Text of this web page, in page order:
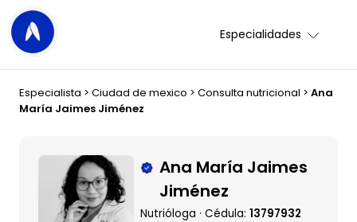
Especialidades
Especialista > Ciudad de mexico > Consulta nutricional > Ana
María Jaimes Jiménez
Ana María Jaimes
Jiménez
Nutrióloga · Cédula: 13797932